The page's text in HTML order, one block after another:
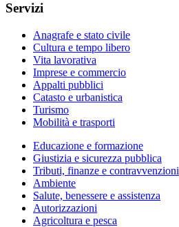
Servizi
Anagrafe e stato civile
Cultura e tempo libero
Vita lavorativa
Imprese e commercio
Appalti pubblici
Catasto e urbanistica
Turismo
Mobilità e trasporti
Educazione e formazione
Giustizia e sicurezza pubblica
Tributi, finanze e contravvenzioni
Ambiente
Salute, benessere e assistenza
Autorizzazioni
Agricoltura e pesca